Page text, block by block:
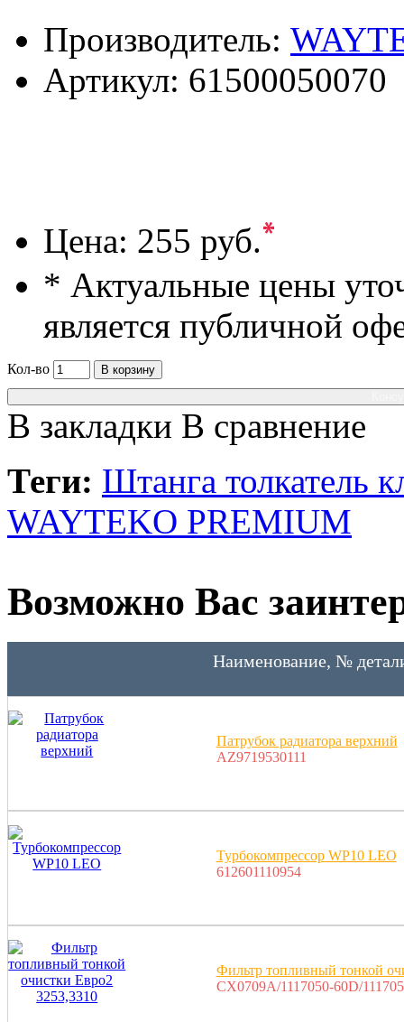
Производитель:
Артикул: 61500050070
Цена: 255 руб.*
* Актуальные цены
является публичной
Кол-во
В корзину
В закладки В сравнение
Теги: Штанга толкатель
WAYTEKO PREMIUM
Возможно Вас
Наименование, №
Патрубок радиатора верхний
AZ9719530111
Турбокомпрессор WP10 LEO
612601110954
Фильтр топливный тонкой
CX0709A/1117050-60D/